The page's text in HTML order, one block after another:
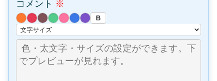
コメント ※
B